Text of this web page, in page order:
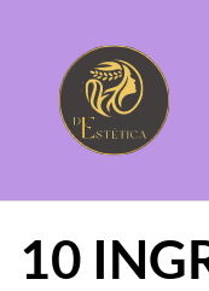
contenido
10